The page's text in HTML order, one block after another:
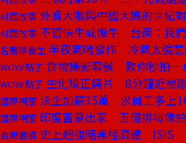
封面故事 外資大咖與中國大媽的世紀
封面故事 不管快牛或慢牛 台商：我
名醫談養生 半夜氣喘發作 冷氣太強
WOW!點子 食物攝影套餐 教你秒拍一
WOW!點子 生化矯正鏡片 8分鐘近視
國際視窗 法企加薪35萬 求員工多上
國際視窗 印度富豪出家 五億排場像
商周書摘 史上超強暗黑經濟體 ISIS